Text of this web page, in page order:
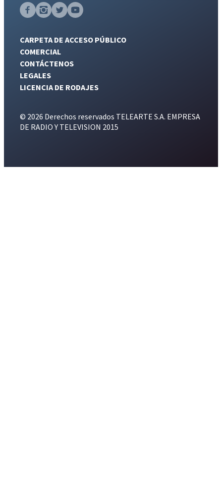
CARPETA DE ACCESO PÚBLICO
COMERCIAL
CONTÁCTENOS
LEGALES
LICENCIA DE RODAJES
© 2026 Derechos reservados TELEARTE S.A. EMPRESA
DE RADIO Y TELEVISION 2015